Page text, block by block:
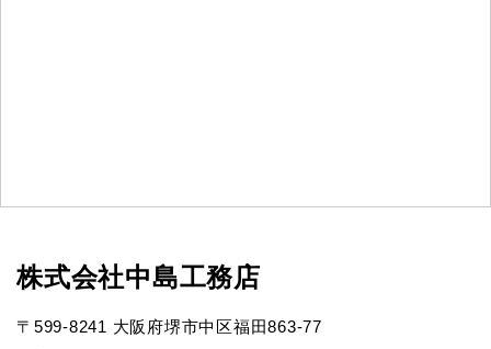
株式会社中島工務店
〒599-8241 大阪府堺市中区福田863-77